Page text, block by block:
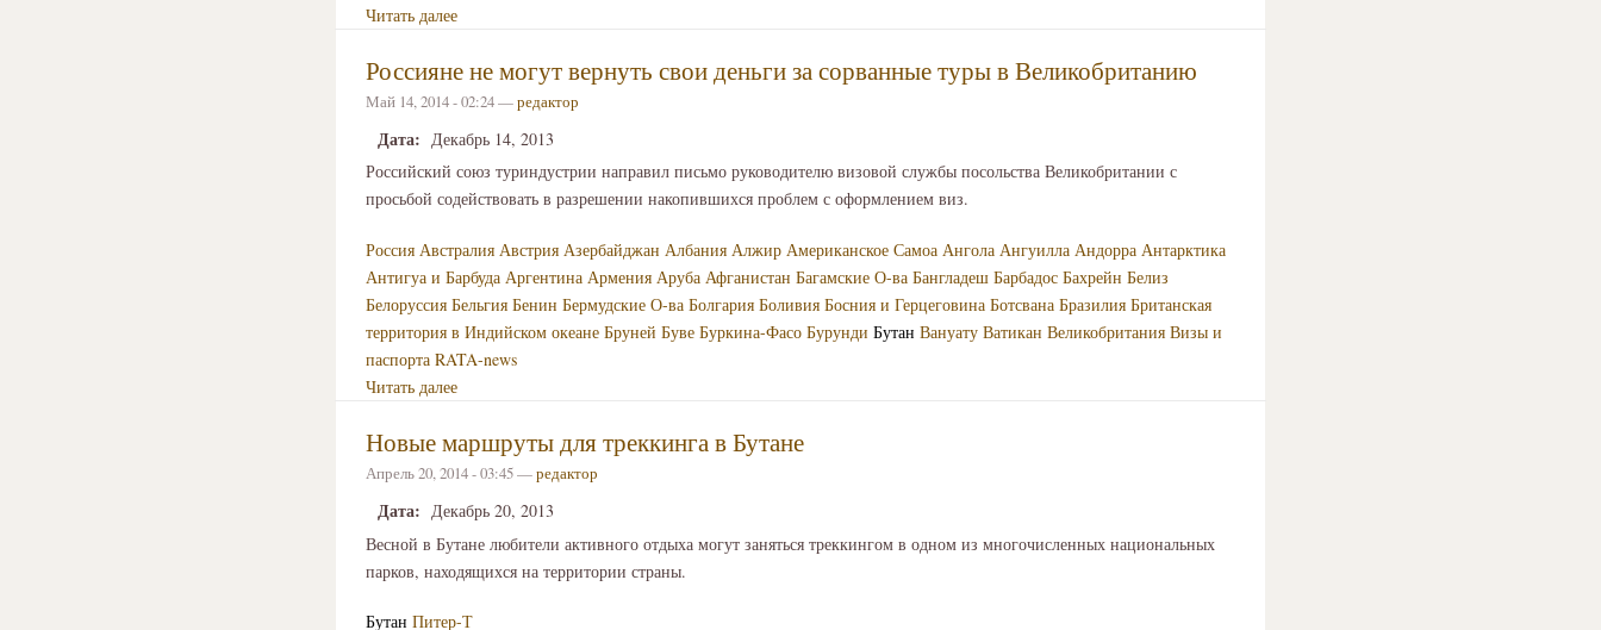
Читать далее
Россияне не могут вернуть свои деньги за сорванные туры в Великобританию
Май 14, 2014 - 02:24 —редактор
Дата: Декабрь 14, 2013
Российский союз туриндустрии направил письмо руководителю визовой службы посольства Великобритании с
просьбой содействовать в разрешении накопившихся проблем с оформлением виз.
Россия Австралия Австрия Азербайджан Албания Алжир Американское Самоа Ангола Ангуилла Андорра Антарктика
Антигуа и Барбуда Аргентина Армения Аруба Афганистан Багамские О-ва Бангладеш Барбадос Бахрейн Белиз
Белоруссия Бельгия Бенин Бермудские О-ва Болгария Боливия Босния и Герцеговина Ботсвана Бразилия Британская
территория в Индийском океане Бруней Буве Буркина-Фасо Бурунди Бутан Вануату Ватикан Великобритания Визы и
паспорта RATA-news
Читать далее
Новые маршруты для треккинга в Бутане
Апрель 20, 2014 - 03:45 —редактор
Дата: Декабрь 20, 2013
Весной в Бутане любители активного отдыха могут заняться треккингом в одном из многочисленных национальных
парков, находящихся на территории страны.
Бутан Питер-Т